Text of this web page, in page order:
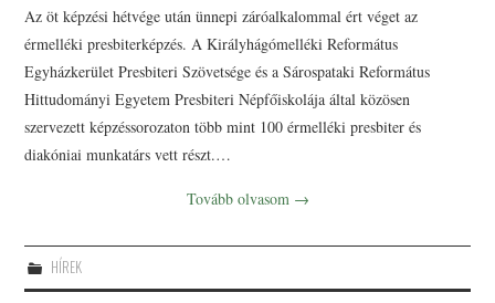
Az öt képzési hétvége után ünnepi záróalkalommal ért véget az
érmelléki presbiterképzés. A Királyhágómelléki Református
Egyházkerület Presbiteri Szövetsége és a Sárospataki Református
Hittudományi Egyetem Presbiteri Népfőiskolája által közösen
szervezett képzéssorozaton több mint 100 érmelléki presbiter és
diakóniai munkatárs vett részt.…
Tovább olvasom →
HÍREK